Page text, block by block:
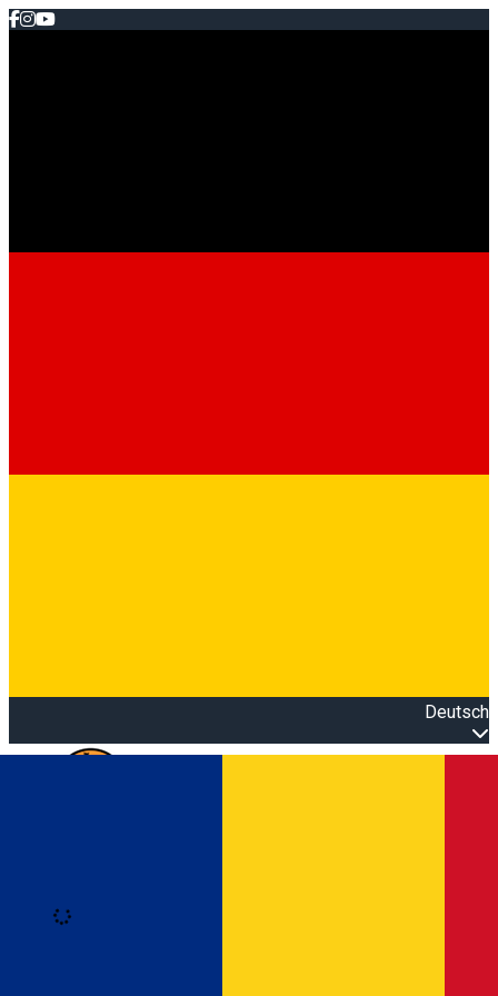
Deutsch